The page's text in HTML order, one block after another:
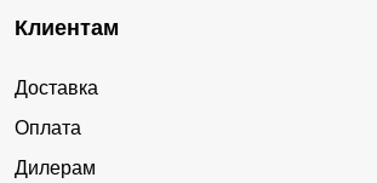
Клиентам
Доставка
Оплата
Дилерам